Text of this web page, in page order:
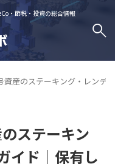
・節税・投資の総合情報
資産のステーキング・レン
ステーキン
イド｜保有し